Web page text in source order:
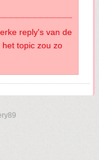
reply's van de
topic zou zo